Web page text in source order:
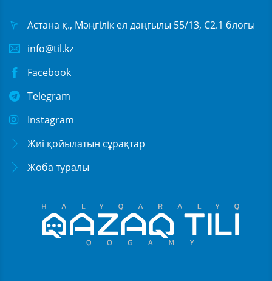
Астана қ., Мәңгілік ел даңғылы 55/13, С2.1 блогы
info@til.kz
Facebook
Telegram
Instagram
Жиі қойылатын сұрақтар
Жоба туралы